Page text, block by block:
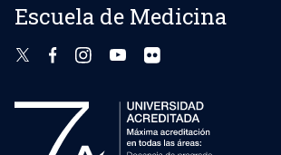
Escuela de Medicina